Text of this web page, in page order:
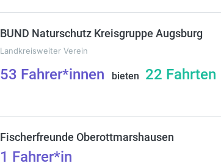
BUND Naturschutz Kreisgruppe Augsburg
Landkreisweiter Verein
53 Fahrer*innen bieten 22 Fahrten
Fischerfreunde Oberottmarshausen
1 Fahrer*in